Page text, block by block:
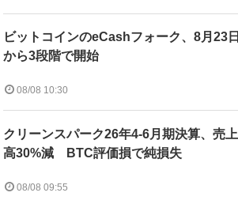
ビットコインのeCashフォーク、8月23日
から3段階で開始
08/08 10:30
クリーンスパーク26年4-6月期決算、売上
高30%減 BTC評価損で純損失
08/08 09:55